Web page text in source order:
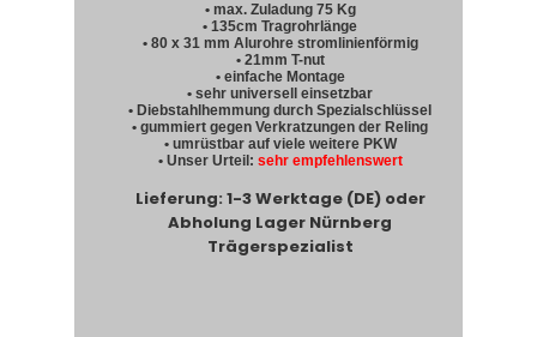
• max. Zuladung 75 Kg
• 135cm Tragrohrlänge
• 80 x 31 mm Alurohre stromlinienförmig
• 21mm T-nut
• einfache Montage
• sehr universell einsetzbar
• Diebstahlhemmung durch Spezialschlüssel
• gummiert gegen Verkratzungen der Reling
• umrüstbar auf viele weitere PKW
• Unser Urteil: sehr empfehlenswert
Lieferung: 1-3 Werktage (DE) oder
Abholung Lager Nürnberg
Trägerspezialist